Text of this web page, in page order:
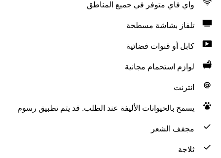
واي فاي متوفر في جميع المناطق
تلفاز بشاشة مسطحة
كابل أو قنوات فضائية
لوازم استحمام مجانية
انترنت
يسمح بالحيوانات الأليفة عند الطلب. قد يتم تطبيق رسوم
مجفف الشعر
ثلاجة